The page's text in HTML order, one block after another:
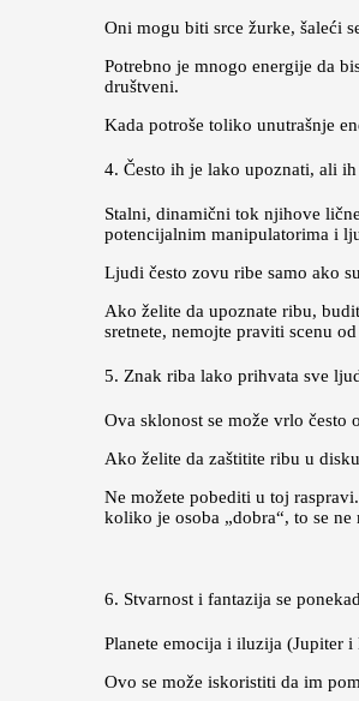
Oni mogu biti srce žurke, šaleći
Potrebno je mnogo energije da
društveni.
Kada potroše toliko unutrašnje
4. Često ih je lako upoznati, ali
Stalni, dinamični tok njihove
potencijalnim manipulatorima i
Ljudi često zovu ribe samo ako
Ako želite da upoznate ribu,
sretnete, nemojte praviti scenu
5. Znak riba lako prihvata sve
Ova sklonost se može vrlo
Ako želite da zaštitite ribu u
Ne možete pobediti u toj
koliko je osoba „dobra“, to se
6. Stvarnost i fantazija se
Planete emocija i iluzija (Jupiter
Ovo se može iskoristiti da im